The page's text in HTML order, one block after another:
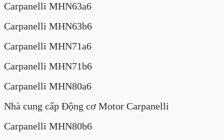
Carpanelli MHN63a6
Carpanelli MHN63b6
Carpanelli MHN71a6
Carpanelli MHN71b6
Carpanelli MHN80a6
Nhà cung cấp Động cơ Motor Carpanelli
Carpanelli MHN80b6